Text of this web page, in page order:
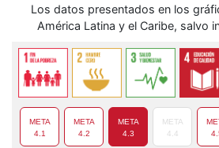
Los datos presentados en los
América Latina y el Caribe, salvo
META
4.1
META
4.2
META
4.3
META
4.4